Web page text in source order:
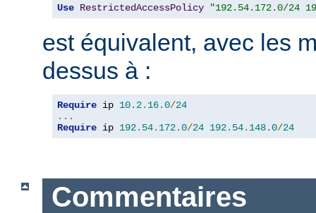
Use RestrictedAccessPolicy "192.54.172.0/24
est équivalent, avec les
dessus à :
Require ip 10.2. 16.0/24
...
Require ip 192.54. 172.0/24 192.54. 148.0/24
Commentaires